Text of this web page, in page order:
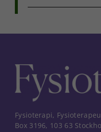
Fysioterapi,
Box 3196, 103 63